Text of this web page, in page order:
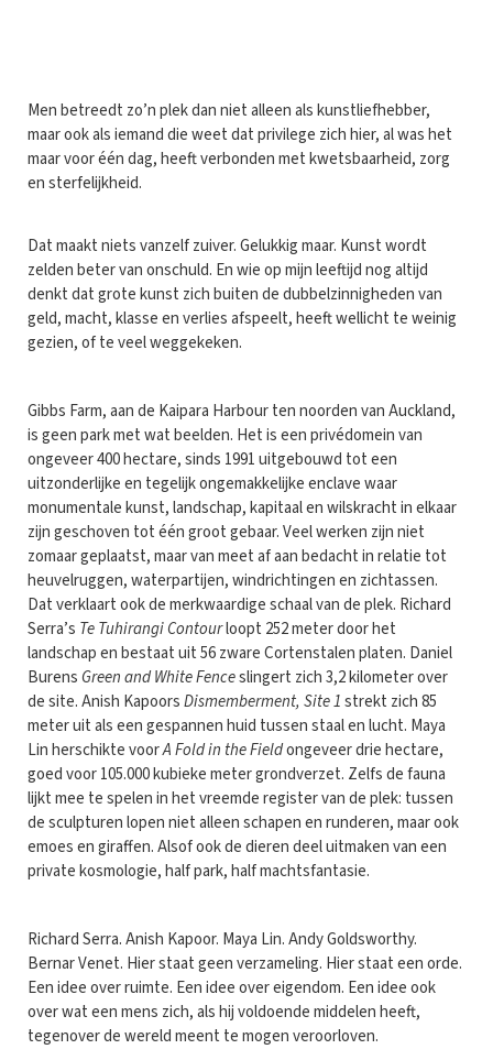
Men betreedt zo’n plek dan niet alleen als kunstliefhebber,
maar ook als iemand die weet dat privilege zich hier, al was het
maar voor één dag, heeft verbonden met kwetsbaarheid, zorg
en sterfelijkheid.
Dat maakt niets vanzelf zuiver. Gelukkig maar. Kunst wordt
zelden beter van onschuld. En wie op mijn leeftijd nog altijd
denkt dat grote kunst zich buiten de dubbelzinnigheden van
geld, macht, klasse en verlies afspeelt, heeft wellicht te weinig
gezien, of te veel weggekeken.
Gibbs Farm, aan de Kaipara Harbour ten noorden van Auckland,
is geen park met wat beelden. Het is een privédomein van
ongeveer 400 hectare, sinds 1991 uitgebouwd tot een
uitzonderlijke en tegelijk ongemakkelijke enclave waar
monumentale kunst, landschap, kapitaal en wilskracht in elkaar
zijn geschoven tot één groot gebaar. Veel werken zijn niet
zomaar geplaatst, maar van meet af aan bedacht in relatie tot
heuvelruggen, waterpartijen, windrichtingen en zichtassen.
Dat verklaart ook de merkwaardige schaal van de plek. Richard
Serra’s Te Tuhirangi Contourloopt 252 meter door het
landschap en bestaat uit 56 zware Cortenstalen platen. Daniel
BurensGreen and White Fenceslingert zich 3,2 kilometer over
de site. Anish KapoorsDismemberment, Site 1strekt zich 85
meter uit als een gespannen huid tussen staal en lucht. Maya
Lin herschikte voorA Fold in the Fieldongeveer drie hectare,
goed voor 105.000 kubieke meter grondverzet. Zelfs de fauna
lijkt mee te spelen in het vreemde register van de plek: tussen
de sculpturen lopen niet alleen schapen en runderen, maar ook
emoes en giraffen. Alsof ook de dieren deel uitmaken van een
private kosmologie, half park, half machtsfantasie.
Richard Serra. Anish Kapoor. Maya Lin. Andy Goldsworthy.
Bernar Venet. Hier staat geen verzameling. Hier staat een orde.
Een idee over ruimte. Een idee over eigendom. Een idee ook
over wat een mens zich, als hij voldoende middelen heeft,
tegenover de wereld meent te mogen veroorloven.